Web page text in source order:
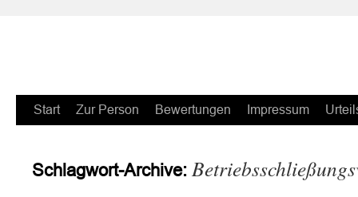
Zum
springen
Start Zur Person Bewertungen Impressum
Schlagwort-Archive: